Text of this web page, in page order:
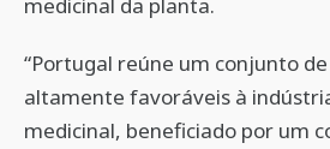
“Portugal reúne um conjunto
altamente favoráveis à
medicinal, beneficiado por um